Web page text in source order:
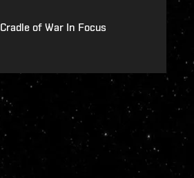
Cradle of War In Focus